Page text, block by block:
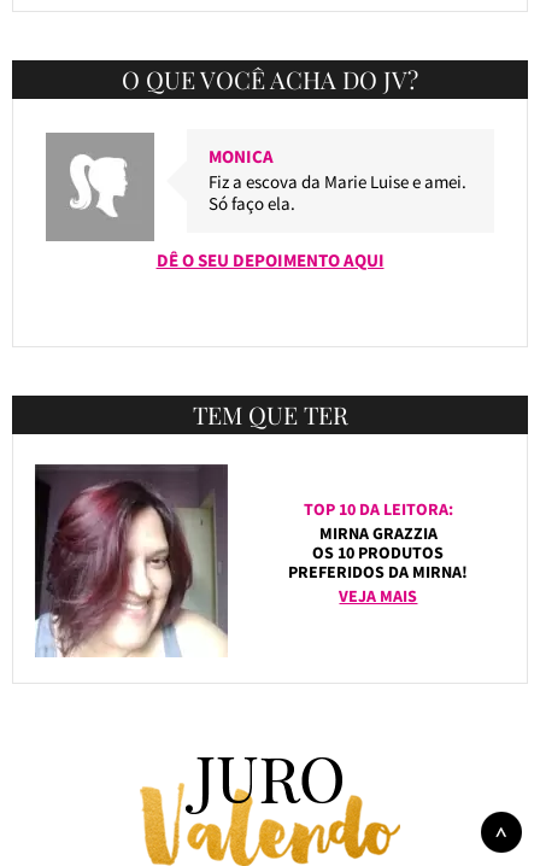
O QUE VOCÊ ACHA DO JV?
MONICA
Fiz a escova da Marie Luise e amei.
Só faço ela.
DÊ O SEU DEPOIMENTO AQUI
TEM QUE TER
TOP 10 DA LEITORA:
MIRNA GRAZZIA
OS 10 PRODUTOS
PREFERIDOS DA MIRNA!
VEJA MAIS